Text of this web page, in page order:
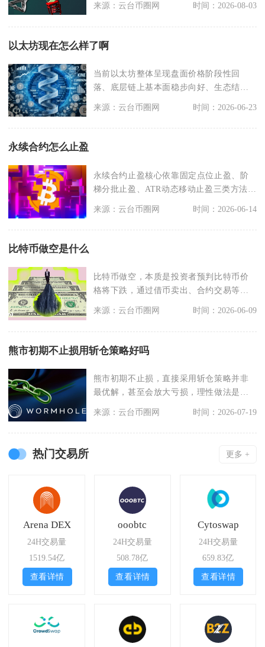
来源：云台币圈网 时间：2026-08-03
以太坊现在怎么样了啊
当前以太坊整体呈现盘面价格阶段性回
落、底层链上基本面稳步向好、生态结构
来源：云台币圈网 时间：2026-06-23
永续合约怎么止盈
永续合约止盈核心依靠固定点位止盈、阶
梯分批止盈、ATR动态移动止盈三类方法搭
来源：云台币圈网 时间：2026-06-14
比特币做空是什么
比特币做空，本质是投资者预判比特币价
格将下跌，通过借币卖出、合约交易等方
式，先在高位卖出比
来源：云台币圈网 时间：2026-06-09
熊市初期不止损用斩仓策略好吗
熊市初期不止损，直接采用斩仓策略并非
最优解，甚至会放大亏损，理性做法是先
来源：云台币圈网 时间：2026-07-19
热门交易所 更多 +
Arena DEX
24H交易量
1519.54亿
查看详情
ooobtc
24H交易量
508.78亿
查看详情
Cytoswap
24H交易量
659.83亿
查看详情